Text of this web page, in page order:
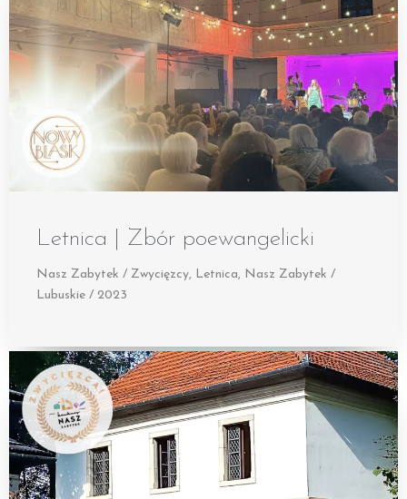
Letnica | Zbór poewangelicki
Nasz Zabytek / Zwycięzcy, Letnica, Nasz Zabytek /
Lubuskie / 2023